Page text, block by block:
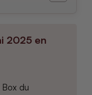
2025 en
du